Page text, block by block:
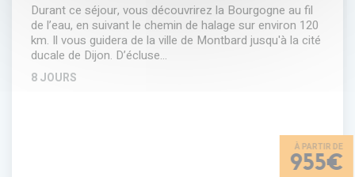
Durant ce séjour, vous découvrirez la Bourgogne au fil
de l’eau, en suivant le chemin de halage sur environ 120
km. Il vous guidera de la ville de Montbard jusqu'à la cité
ducale de Dijon. D’écluse…
8 JOURS
955€